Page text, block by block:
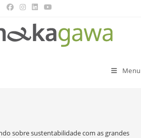
Menu
sobre sustentabilidade com as grandes